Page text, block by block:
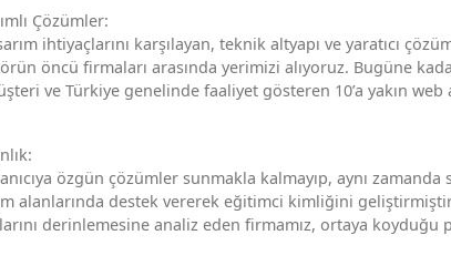
Çözümler:
ihtiyaçlarını karşılayan, teknik altyapı ve yaratıcı
öncü firmaları arasında yerimizi alıyoruz. Bugüne
ve Türkiye genelinde faaliyet gösteren 10’a yakın web
özgün çözümler sunmakla kalmayıp, aynı
alanlarında destek vererek eğitimci kimliğini
derinlemesine analiz eden firmamız, ortaya koyduğu